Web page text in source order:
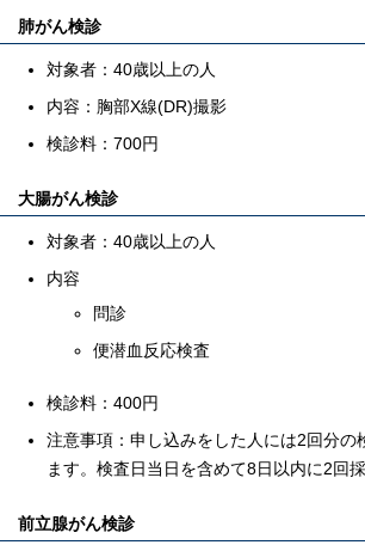
肺がん検診
対象者：40歳以上の人
内容：胸部X線(DR)撮影
検診料：700円
大腸がん検診
対象者：40歳以上の人
内容
問診
便潜血反応検査
検診料：400円
注意事項：申し込みをした人には2回分の
ます。検査日当日を含めて8日以内に2回
前立腺がん検診